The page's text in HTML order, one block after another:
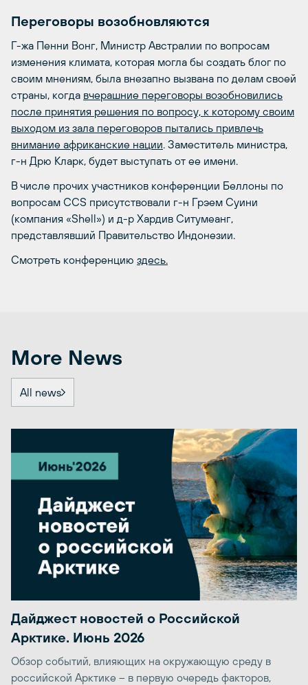
Переговоры возобновляются
Г-жа Пенни Вонг, Министр Австралии по вопросам
изменения климата, которая могла бы создать блог по
своим мнениям, была внезапно вызвана по делам своей
страны, когда вчерашние переговоры возобновились
после принятия решения по вопросу, к которому своим
выходом из зала переговоров пытались привлечь
внимание африканские нации. Заместитель министра,
г-н Дрю Кларк, будет выступать от ее имени.
В числе прочих участников конференции Беллоны по
вопросам CCS присутствовали г-н Грэем Суини
(компания «Shell») и д-р Хардив Ситумеанг,
представлявший Правительство Индонезии.
Смотреть конференцию здесь.
More News
All news
Дайджест новостей о Российской
Арктике. Июнь 2026
Обзор событий, влияющих на окружающую среду в
российской Арктике – в первую очередь факторов,